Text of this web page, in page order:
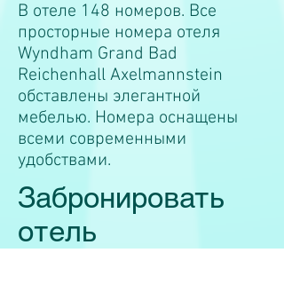
В отеле 148 номеров. Все
просторные номера отеля
Wyndham Grand Bad
Reichenhall Axelmannstein
обставлены элегантной
мебелью. Номера оснащены
всеми современными
удобствами.
Забронировать
отель